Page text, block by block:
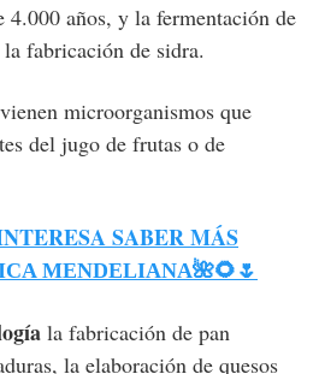
4.000 años, y la fermentación de
fabricación de sidra.
microorganismos que
del jugo de frutas o de
SABER MÁS
MENDELIANA🌺🌻🌷
la fabricación de pan
la elaboración de quesos